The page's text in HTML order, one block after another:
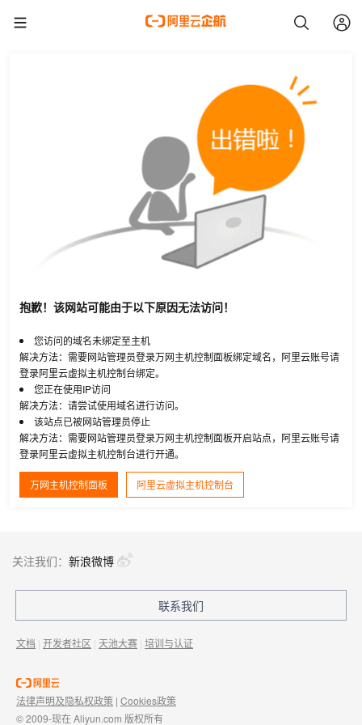
抱歉！该网站可能由于以下原因无法访问！
您访问的域名未绑定至主机
解决方法：需要网站管理员登录万网主机控制面板绑定域名，阿里云账号请
登录阿里云虚拟主机控制台绑定。
您正在使用IP访问
解决方法：请尝试使用域名进行访问。
该站点已被网站管理员停止
解决方法：需要网站管理员登录万网主机控制面板开启站点，阿里云账号请
登录阿里云虚拟主机控制台进行开通。
万网主机控制面板 阿里云虚拟主机控制台